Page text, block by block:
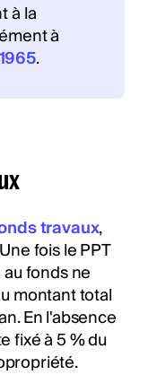
à la
à
.
travaux,
fois le PPT
fonds ne
montant total
En l'absence
fixé à 5 % du